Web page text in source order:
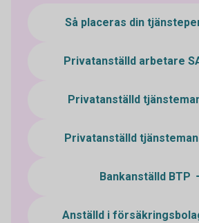
Så placeras din
Privatanställd arbetare
Privatanställd
Privatanställd
Bankanställd BTP
Anställd i